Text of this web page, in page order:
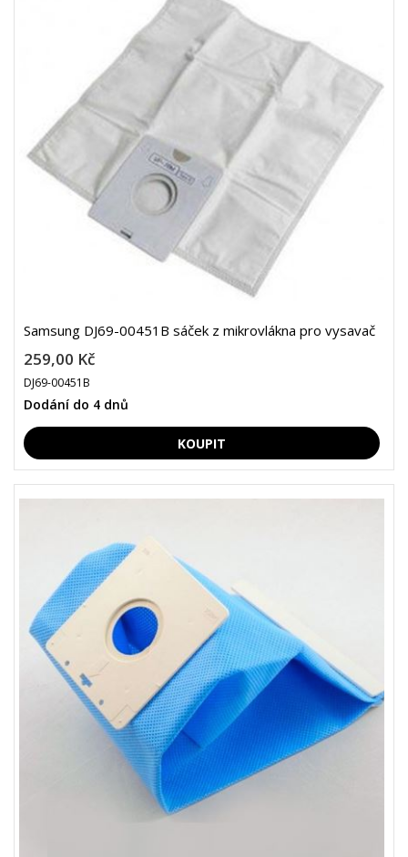
Samsung DJ69-00451B sáček z mikrovlákna pro vysavač
259,00 Kč
DJ69-00451B
Dodání do 4 dnů